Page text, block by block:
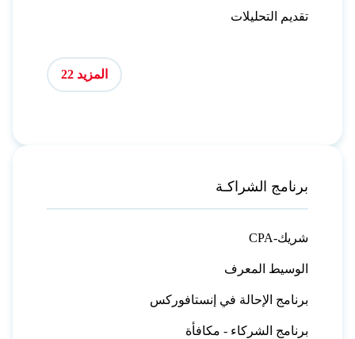
تقديم التحليلات
المزيد 22
برنامج الشراكـة
CPA-شريك
الوسيط المعرف
برنامج الإحالة في إنستافوركس
برنامج الشركاء - مكافأة